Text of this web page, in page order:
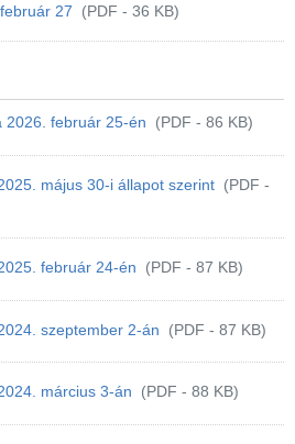
27
(PDF - 36 KB)
2026. február 25-én (PDF - 86 KB)
május 30-i állapot szerint (PDF -
február 24-én (PDF - 87 KB)
szeptember 2-án (PDF - 87 KB)
március 3-án (PDF - 88 KB)